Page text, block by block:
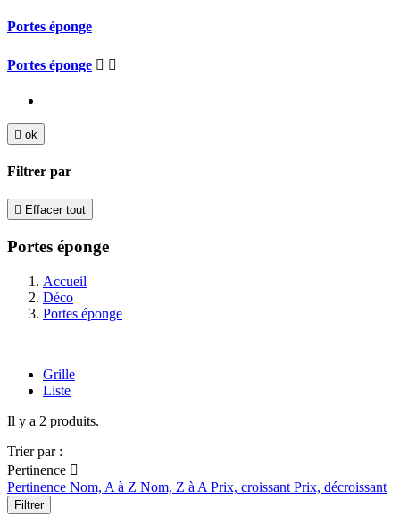
Portes éponge
Portes éponge  
 ok
Filtrer par
 Effacer tout
Portes éponge
Accueil
Déco
Portes éponge
Grille
Liste
Il y a 2 produits.
Trier par :
Pertinence 
Pertinence Nom, A à Z Nom, Z à A Prix, croissant Prix, décroissant
Filtrer